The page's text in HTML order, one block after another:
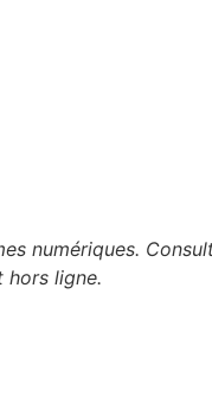
numériques.
hors ligne.